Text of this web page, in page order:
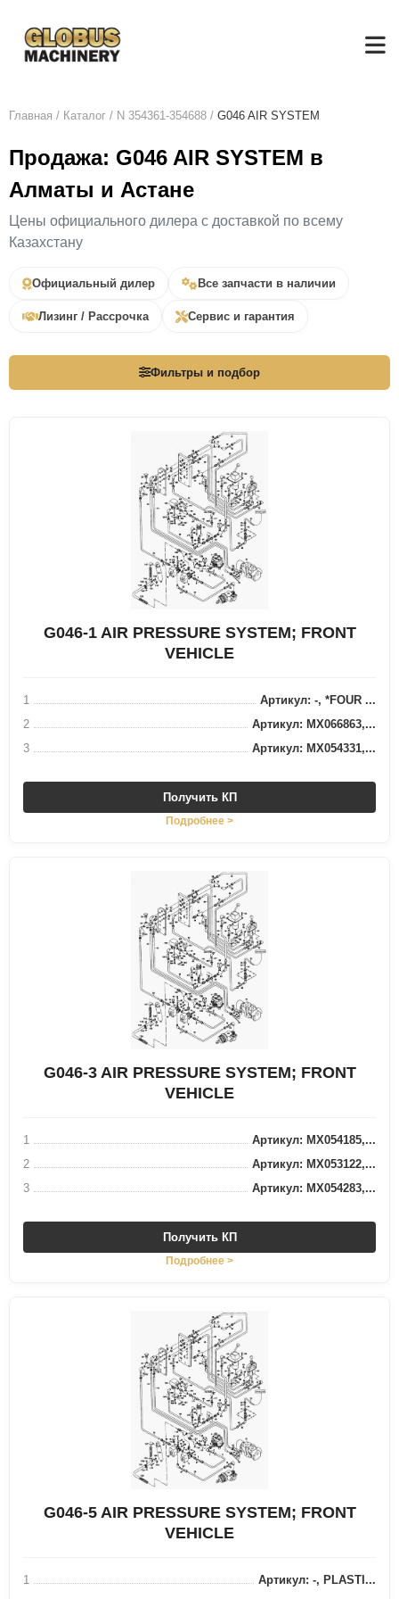
Главная / Каталог / N 354361-354688 / G046 AIR SYSTEM
Продажа: G046 AIR SYSTEM в
Алматы и Астане
Цены официального дилера с доставкой по всему
Казахстану
Официальный дилер Все запчасти в наличии
Лизинг / Рассрочка Сервис и гарантия
Фильтры и подбор
G046-1 AIR PRESSURE SYSTEM; FRONT
VEHICLE
1
Артикул: -, *FOUR ...
2
Артикул: MX066863,...
3
Артикул: MX054331,...
Получить КП
Подробнее >
G046-3 AIR PRESSURE SYSTEM; FRONT
VEHICLE
1
Артикул: MX054185,...
2
Артикул: MX053122,...
3
Артикул: MX054283,...
Получить КП
Подробнее >
G046-5 AIR PRESSURE SYSTEM; FRONT
VEHICLE
1
Артикул: -, PLASTI...